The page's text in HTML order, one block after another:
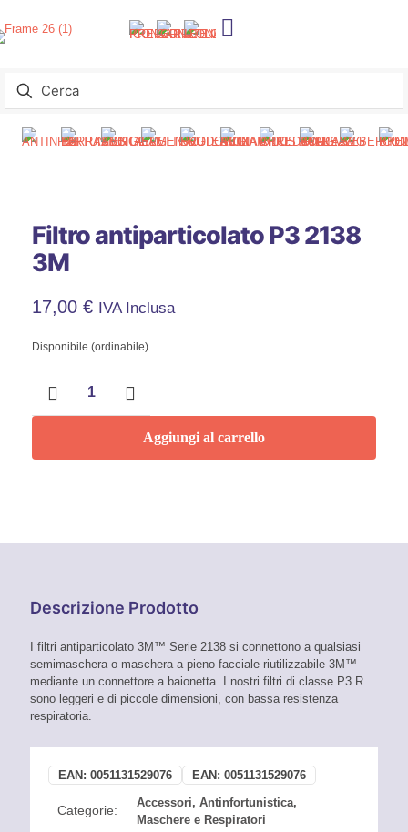
Filtro antiparticolato P3 2138
3M
17,00 € IVA Inclusa
Disponibile (ordinabile)
antiparticolato
P3
quantità
Aggiungi al carrello
Descrizione Prodotto
I filtri antiparticolato 3M™ Serie 2138 si connettono a qualsiasi
semimaschera o maschera a pieno facciale riutilizzabile 3M™
mediante un connettore a baionetta. I nostri filtri di classe P3 R
sono leggeri e di piccole dimensioni, con bassa resistenza
respiratoria.
EAN: 0051131529076 EAN: 0051131529076
Categorie:
Accessori, Antinfortunistica,
Maschere e Respiratori